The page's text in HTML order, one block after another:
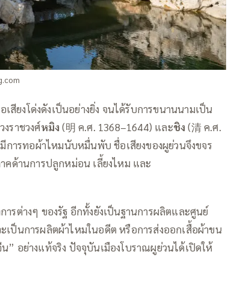
เสียงโด่งดังเป็นอย่างยิ่ง จนได้รับการขนานนามเป็น
ราชวงศ์หมิง (明 ค.ศ. 1368–1644) และชิง(清 ค.ศ.
การทอผ้าไหมนับหมื่นพับ ชื่อเสียงของผูย่วนจึงขจร
คด้านการปลูกหม่อน เลี้ยงไหม และ
รต่างๆ ของรัฐ อีกทั้งยังเป็นฐานการผลิตและศูนย์
ป็นการผลิตผ้าไหมในอดีต หรือการส่งออกเสื้อผ้าขน
อย่างแท้จริง ปัจจุบันเมืองโบราณผูย่วนได้เปิดให้